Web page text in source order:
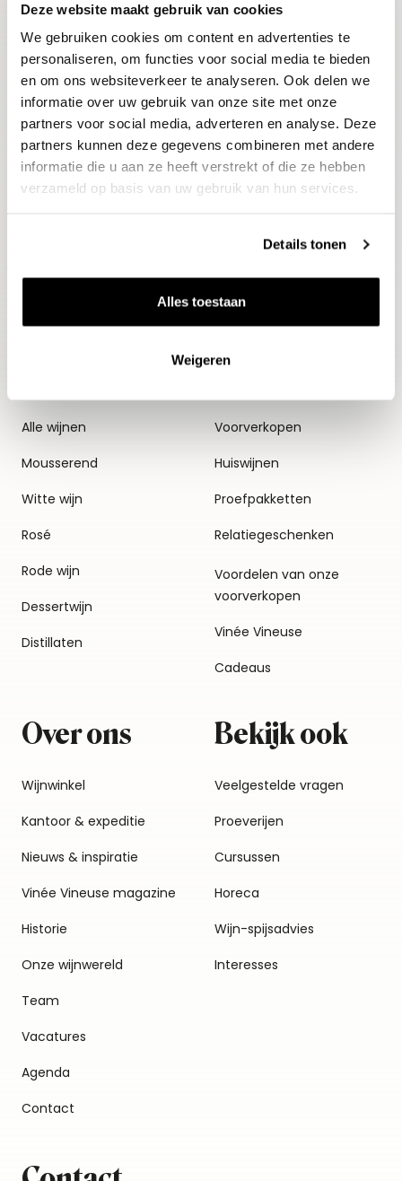
Deze website maakt gebruik van cookies
We gebruiken cookies om content en advertenties te
personaliseren, om functies voor social media te bieden
en om ons websiteverkeer te analyseren. Ook delen we
informatie over uw gebruik van onze site met onze
partners voor social media, adverteren en analyse. Deze
partners kunnen deze gegevens combineren met andere
informatie die u aan ze heeft verstrekt of die ze hebben
verzameld op basis van uw gebruik van hun services.
Details tonen
Alles toestaan
Weigeren
Blijf op de hoogte
Ontvang het laatste wijnnieuws, proeverijen en
evenementen
E-mailadres
Aanmelden
Alle wijnen
Mousserend
Witte wijn
Rosé
Rode wijn
Dessertwijn
Distillaten
Thema's
Voorverkopen
Huiswijnen
Proefpakketten
Relatiegeschenken
Voordelen van onze
voorverkopen
Vinée Vineuse
Cadeaus
Over ons
Wijnwinkel
Kantoor & expeditie
Nieuws & inspiratie
Vinée Vineuse magazine
Historie
Onze wijnwereld
Team
Vacatures
Agenda
Contact
Bekijk ook
Veelgestelde vragen
Proeverijen
Cursussen
Horeca
Wijn-spijsadvies
Interesses